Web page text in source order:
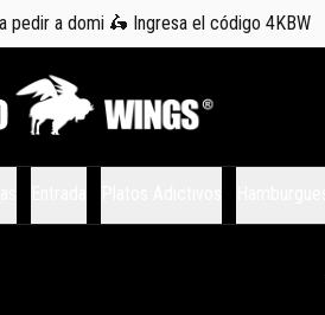
pedir a domi 🛵 Ingresa el código 4KBW